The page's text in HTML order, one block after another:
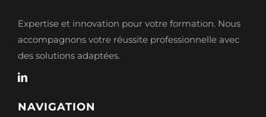
Expertise et innovation pour votre formation. Nous
accompagnons votre réussite professionnelle avec
des solutions adaptées.
NAVIGATION